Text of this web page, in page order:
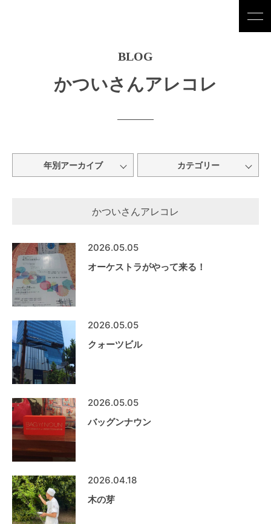
BLOG
かついさんアレコレ
年別アーカイブ カテゴリー
かついさんアレコレ
2026.05.05
オーケストラがやって来る！
2026.05.05
クォーツビル
2026.05.05
バッグンナウン
2026.04.18
木の芽